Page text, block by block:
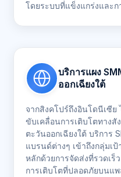
โดยระบบที่แข็งแกร่งและ
บริการแผง
ออกเฉียงใต้
จากสิงคโปร์ถึงอินโดนีเซีย
ขับเคลื่อนการเติบโตทางสั
ตะวันออกเฉียงใต้ บริการ
แบรนด์ต่างๆ เข้าถึงกลุ่มเ
หลักด้วยการจัดส่งที่รวดเ
การเติบโตที่ปลอดภัยบนแ